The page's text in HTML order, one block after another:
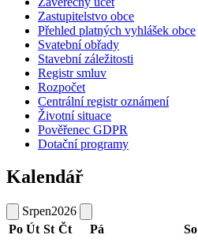
Zastupitelstvo obce
Přehled platných vyhlášek obce
Svatební obřady
Stavební záležitosti
Registr smluv
Rozpočet
Centrální registr oznámení
Životní situace
Pověřenec GDPR
Dotační programy
Kalendář
Srpen2026
Po Út St Čt Pá So